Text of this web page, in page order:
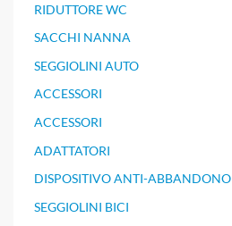
RIDUTTORE WC
SACCHI NANNA
SEGGIOLINI AUTO
ACCESSORI
ACCESSORI
ADATTATORI
DISPOSITIVO ANTI-ABBANDONO
SEGGIOLINI BICI